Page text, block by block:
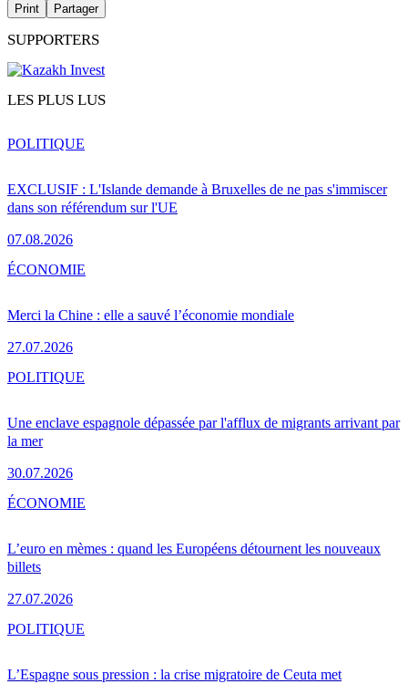
Print Partager
SUPPORTERS
LES PLUS LUS
EXCLUSIF : L'Islande demande à Bruxelles de ne pas s'immiscer
dans son référendum sur l'UE
07.08.2026
POLITIQUE
Merci la Chine : elle a sauvé l’économie mondiale
27.07.2026
ÉCONOMIE
Une enclave espagnole dépassée par l'afflux de migrants arrivant par
la mer
30.07.2026
POLITIQUE
L’euro en mèmes : quand les Européens détournent les nouveaux
billets
27.07.2026
ÉCONOMIE
L’Espagne sous pression : la crise migratoire de Ceuta met
POLITIQUE